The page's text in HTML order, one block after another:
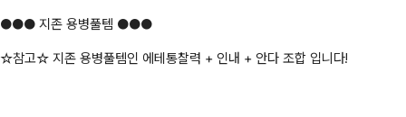
●●● 지존 용병풀템 ●●●
☆참고☆ 지존 용병풀템인 에테통찰력 + 인내 + 안다 조합 입니다!